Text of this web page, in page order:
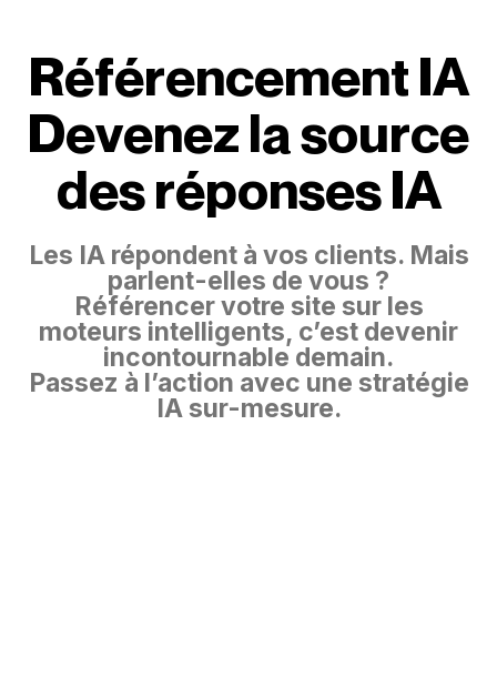
RéférencementIA
Devenezlasource
desréponsesIA
Les IA répondent à vos clients. Mais
parlent-elles de vous ?
Référencer votre site sur les
moteurs intelligents, c’est devenir
incontournable demain.
Passez à l’action avec une stratégie
IA sur-mesure.